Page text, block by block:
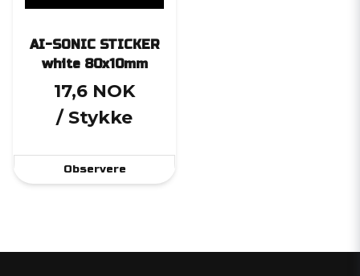
AI-SONIC STICKER
white 80x10mm
17,6 NOK
/ Stykke
Observere